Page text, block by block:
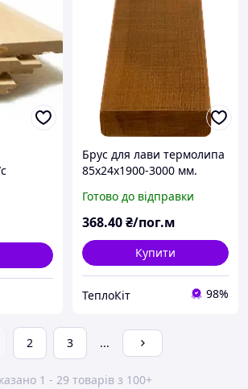
Брус для лави термолипа
85х24х1900-3000 мм.
Готово до відправки
368.40₴/пог.м
Купити
ТеплоКіт 98%
2 3 ...
1 - 29 товарів з 100+